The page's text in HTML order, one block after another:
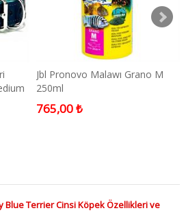
Jbl Pronovo Malawı Grano M
250ml
765,00 ₺
Blue Terrier Cinsi Köpek Özellikleri ve